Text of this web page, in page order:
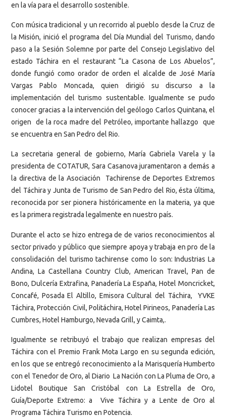
en la vía para el desarrollo sostenible.
Con música tradicional y un recorrido al pueblo desde la Cruz de
la Misión, inició el programa del Día Mundial del Turismo, dando
paso a la Sesión Solemne por parte del Consejo Legislativo del
estado Táchira en el restaurant “La Casona de Los Abuelos”,
donde fungió como orador de orden el alcalde de José María
Vargas Pablo Moncada, quien dirigió su discurso a la
implementación del turismo sustentable. Igualmente se pudo
conocer gracias a la intervención del geólogo Carlos Quintana, el
origen de la roca madre del Petróleo, importante hallazgo que
se encuentra en San Pedro del Rio.
La secretaria general de gobierno, María Gabriela Varela y la
presidenta de COTATUR, Sara Casanova juramentaron a demás a
la directiva de la Asociación Tachirense de Deportes Extremos
del Táchira y Junta de Turismo de San Pedro del Rio, ésta última,
reconocida por ser pionera históricamente en la materia, ya que
es la primera registrada legalmente en nuestro país.
Durante el acto se hizo entrega de de varios reconocimientos al
sector privado y público que siempre apoya y trabaja en pro de la
consolidación del turismo tachirense como lo son: Industrias La
Andina, La Castellana Country Club, American Travel, Pan de
Bono, Dulcería Extrafina, Panadería La España, Hotel Moncricket,
Concafé, Posada El Altillo, Emisora Cultural del Táchira, YVKE
Táchira, Protección Civil, Politáchira, Hotel Pirineos, Panadería Las
Cumbres, Hotel Hamburgo, Nevada Grill, y Caimta,.
Igualmente se retribuyó el trabajo que realizan empresas del
Táchira con el Premio Frank Mota Largo en su segunda edición,
en los que se entregó reconocimiento a la Marisquería Humberto
con el Tenedor de Oro, al Diario La Nación con La Pluma de Oro, a
Lidotel Boutique San Cristóbal con La Estrella de Oro,
Guía/Deporte Extremo: a Vive Táchira y a Lente de Oro al
Programa Táchira Turismo en Potencia.